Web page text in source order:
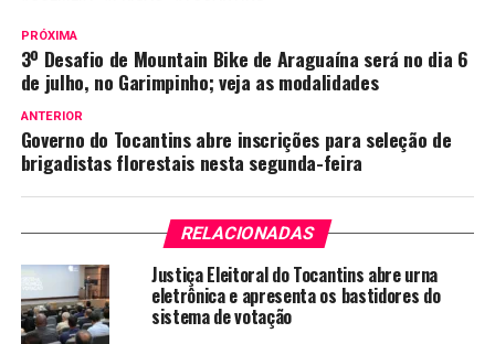
PRÓXIMA
3º Desafio de Mountain Bike de Araguaína será no dia 6
de julho, no Garimpinho; veja as modalidades
ANTERIOR
Governo do Tocantins abre inscrições para seleção de
brigadistas florestais nesta segunda-feira
RELACIONADAS
Justiça Eleitoral do Tocantins abre urna
eletrônica e apresenta os bastidores do
sistema de votação